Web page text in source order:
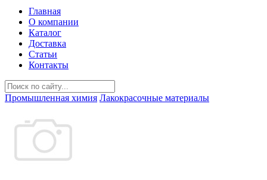
Главная
О компании
Каталог
Доставка
Статьи
Контакты
Промышленная химия Лакокрасочные материалы